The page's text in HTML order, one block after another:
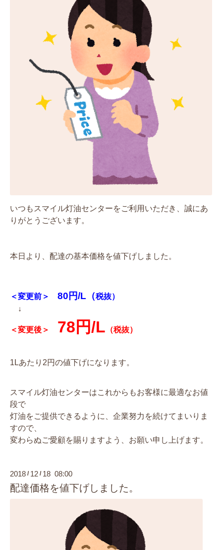
いつもスマイル灯油センターをご利用いただき、誠にあ
りがとうございます。
本日より、配達の基本価格を値下げしました。
＜変更前＞ 80円/L（税抜）
↓
＜変更後＞ 78円/L （税抜）
1Lあたり2円の値下げになります。
スマイル灯油センターはこれからもお客様に最適なお値
段で
灯油をご提供できるように、企業努力を続けてまいりま
すので、
変わらぬご愛顧を賜りますよう、お願い申し上げます。
2018 / 12 / 18 08:00
配達価格を値下げしました。